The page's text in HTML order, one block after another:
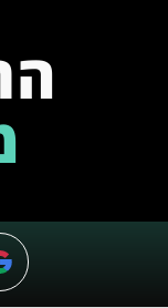
תוכן הוא
מדובר
החיפוש